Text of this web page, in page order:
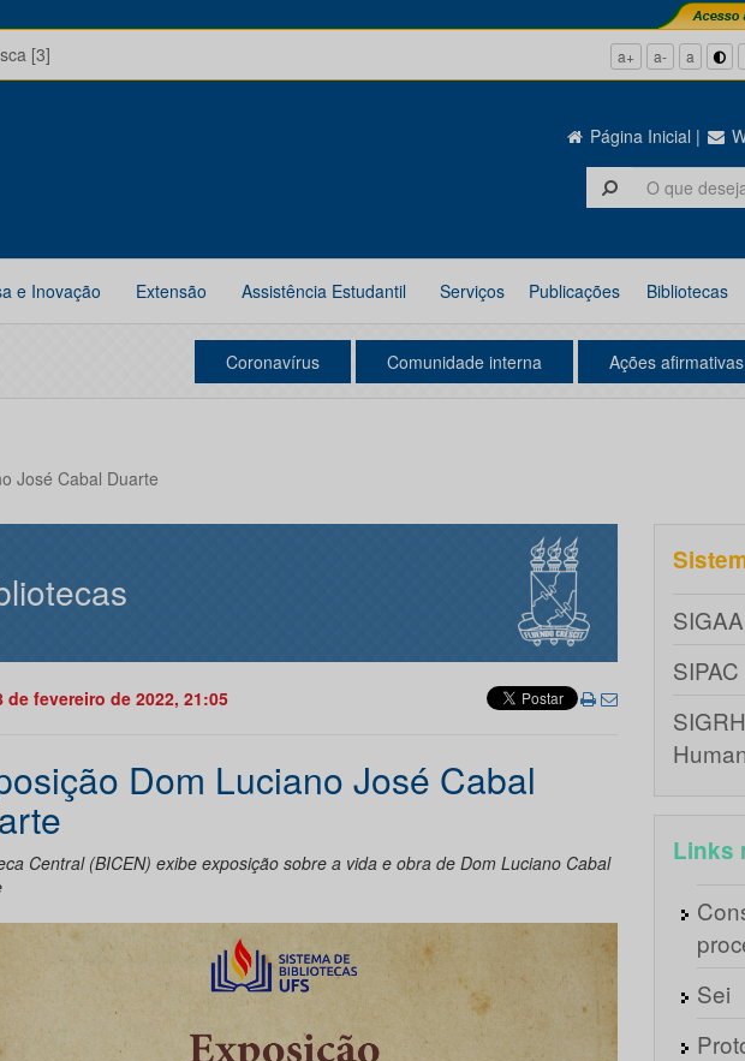
[3] a+ a- a
Página Inicial |
e Inovação Extensão Assistência Estudantil Serviços Publicações Bibliotecas
Coronavírus Comunidade interna Ações afirmativas
José Cabal Duarte
de fevereiro de 2022, 21:05
Dom Luciano José Cabal
Central (BICEN) exibe exposição sobre a vida e obra de Dom Luciano Cabal
Links
Sei